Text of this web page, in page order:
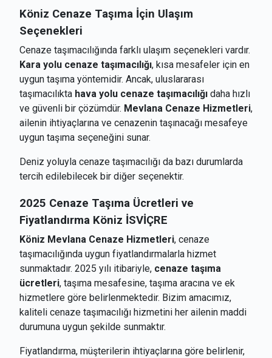
Köniz Cenaze Taşıma İçin Ulaşım
Seçenekleri
Cenaze taşımacılığında farklı ulaşım seçenekleri vardır.
Kara yolu cenaze taşımacılığı, kısa mesafeler için en
uygun taşıma yöntemidir. Ancak, uluslararası
taşımacılıkta hava yolu cenaze taşımacılığı daha hızlı
ve güvenli bir çözümdür. Mevlana Cenaze Hizmetleri,
ailenin ihtiyaçlarına ve cenazenin taşınacağı mesafeye
uygun taşıma seçeneğini sunar.
Deniz yoluyla cenaze taşımacılığı da bazı durumlarda
tercih edilebilecek bir diğer seçenektir.
2025 Cenaze Taşıma Ücretleri ve
Fiyatlandırma Köniz İSVİÇRE
Köniz Mevlana Cenaze Hizmetleri, cenaze
taşımacılığında uygun fiyatlandırmalarla hizmet
sunmaktadır. 2025 yılı itibariyle, cenaze taşıma
ücretleri, taşıma mesafesine, taşıma aracına ve ek
hizmetlere göre belirlenmektedir. Bizim amacımız,
kaliteli cenaze taşımacılığı hizmetini her ailenin maddi
durumuna uygun şekilde sunmaktır.
Fiyatlandırma, müşterilerin ihtiyaçlarına göre belirlenir,